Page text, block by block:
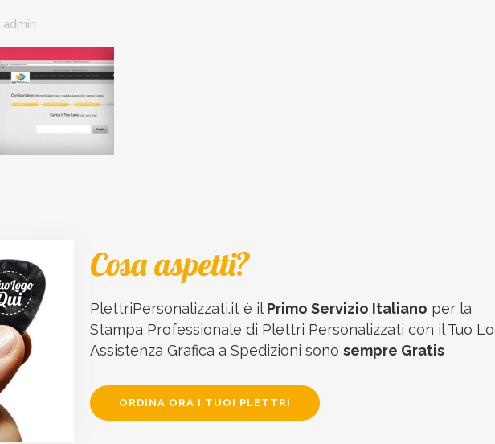
admin
Cosa aspetti?
PlettriPersonalizzati.it è il Primo Servizio Italiano per la
Stampa Professionale di Plettri Personalizzati con il Tuo
Assistenza Grafica a Spedizioni sono sempre Gratis
ORDINA ORA I TUOI PLETTRI